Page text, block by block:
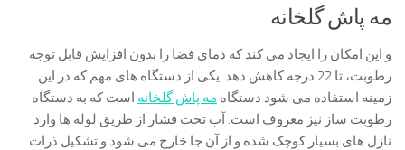
مه پاش گلخانه
و این امکان را ایجاد می کند که دمای فضا را بدون افزایش قابل توجه
رطوبت، تا 22 درجه کاهش دهد. یکی از دستگاه های مهم که در این
زمینه استفاده می شود دستگاه مه پاش گلخانه است که به دستگاه
رطوبت ساز نیز معروف است. آب تحت فشار از طریق لوله ها وارد
نازل های بسیار کوچک شده و از آن جا خارج می شود و تشکیل ذرات